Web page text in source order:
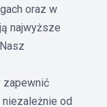
oraz w
najwyższe
zapewnić
niezależnie od